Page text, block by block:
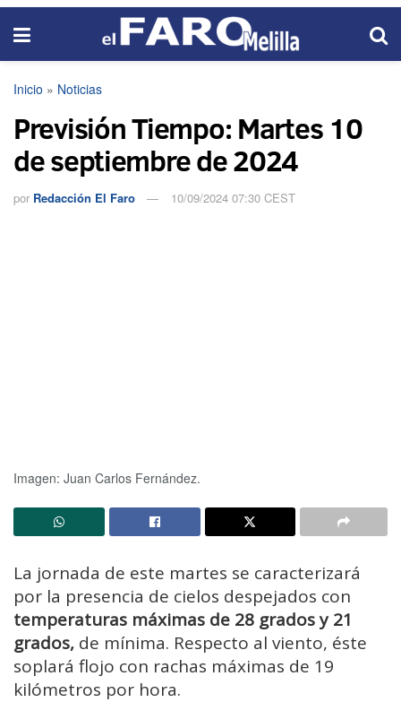
Inicio » Noticias
Previsión Tiempo: Martes 10
de septiembre de 2024
por Redacción El Faro 10/09/2024 07:30 CEST
Imagen: Juan Carlos Fernández.
La jornada de este martes se caracterizará
por la presencia de cielos despejados con
temperaturas máximas de 28 grados y 21
grados, de mínima. Respecto al viento, éste
soplará flojo con rachas máximas de 19
kilómetros por hora.